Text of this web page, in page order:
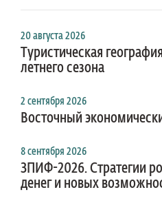
20 августа 2026
Туристическая
летнего сезона
2 сентября 2026
Восточный
8 сентября 2026
ЗПИФ-2026. Стратегии
денег и новых